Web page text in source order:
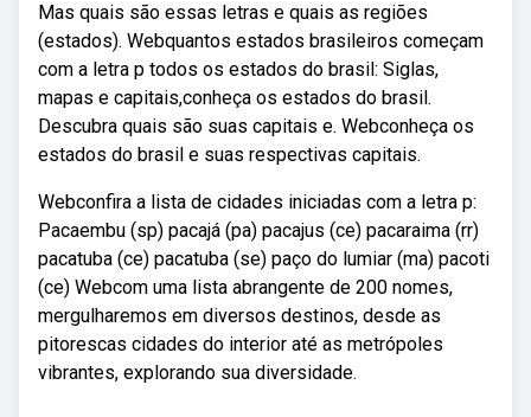
Mas quais são essas letras e quais as regiões
(estados). Webquantos estados brasileiros começam
com a letra p todos os estados do brasil: Siglas,
mapas e capitais,conheça os estados do brasil.
Descubra quais são suas capitais e. Webconheça os
estados do brasil e suas respectivas capitais.
Webconfira a lista de cidades iniciadas com a letra p:
Pacaembu (sp) pacajá (pa) pacajus (ce) pacaraima (rr)
pacatuba (ce) pacatuba (se) paço do lumiar (ma) pacoti
(ce) Webcom uma lista abrangente de 200 nomes,
mergulharemos em diversos destinos, desde as
pitorescas cidades do interior até as metrópoles
vibrantes, explorando sua diversidade.